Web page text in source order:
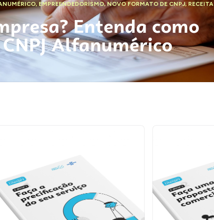
, EMPREENDEDORISMO,NOVO FORMATO DE CNPJ,RECEITA
Entenda como
Alfanumérico